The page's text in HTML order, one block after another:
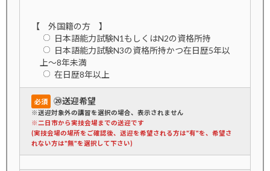
【 外国籍の方 】
日本語能力試験N1もしくはN2の資格所持
日本語能力試験N3の資格所持かつ在日歴5年以
上～8年未満
在日歴8年以上
必須 ⑳送迎希望
※送迎対象外の講習を選択の場合、表示されません
※二日市から実技会場までの送迎です
(実技会場の場所をご確認後、送迎を希望される方は"有"を、希望さ
れない方は"無"を選択して下さい)